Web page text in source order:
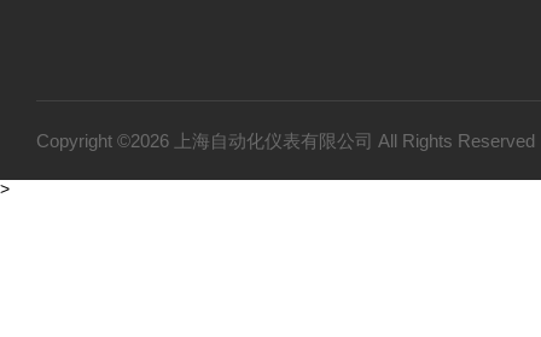
Copyright ©2026 上海自动化仪表有限公司 All Rights
>